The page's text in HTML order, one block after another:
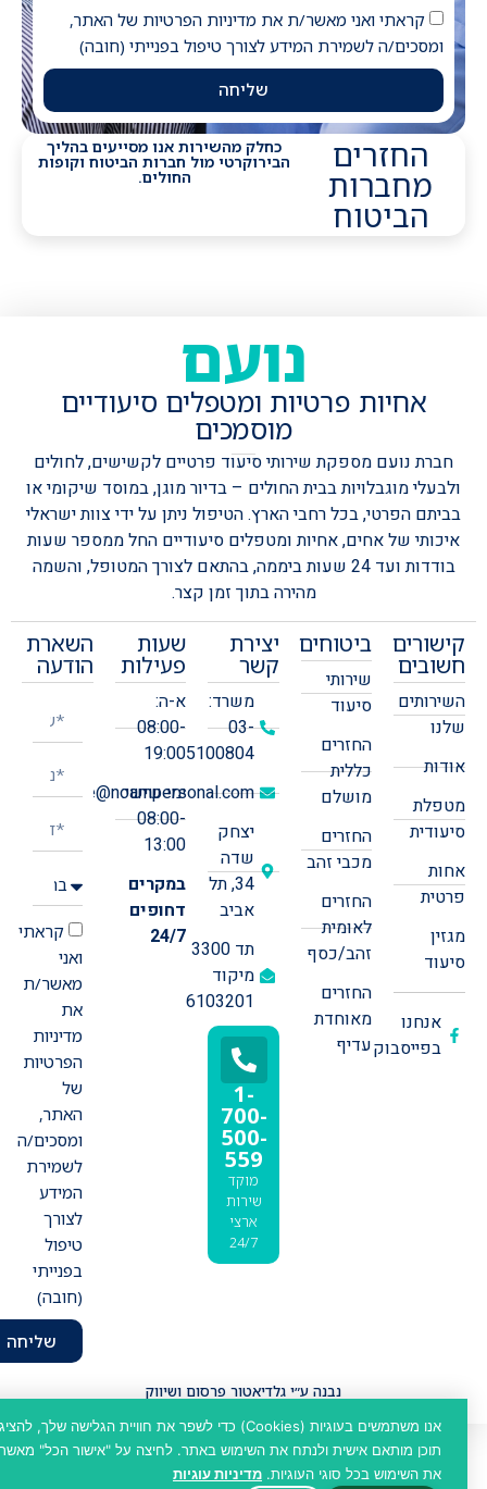
קראתי ואני מאשר/ת את מדיניות הפרטיות של האתר,
ומסכים/ה לשמירת המידע לצורך טיפול בפנייתי (חובה)
שליחה
החזרים
מחברות
הביטוח
כחלק מהשירות אנו מסייעים בהליך
הבירוקרטי מול חברות הביטוח וקופות
החולים.
נועם
אחיות פרטיות ומטפלים סיעודיים
מוסמכים
חברת נועם מספקת שירותי סיעוד פרטיים לקשישים, לחולים
ולבעלי מוגבלויות בבית החולים – בדיור מוגן, במוסד שיקומי או
בביתם הפרטי, בכל רחבי הארץ.הטיפול ניתן על ידי צוות ישראלי
איכותי של אחים, אחיות ומטפלים סיעודיים החל ממספר שעות
בודדות ועד 24 שעות ביממה, בהתאם לצורך המטופל, והשמה
מהירה בתוך זמן קצר.
קישורים
חשובים
השירותים
שלנו
אודות
מטפלת
סיעודית
אחות
פרטית
מגזין
סיעוד
אנחנו
בפייסבוק
ביטוחים
שירותי
סיעוד
החזרים
כללית
מושלם
החזרים
מכבי זהב
החזרים
לאומית
זהב/כסף
החזרים
מאוחדת
עדיף
יצירת
קשר
משרד:
03-
5100804
office@noampersonal.com
יצחק
שדה
34, תל
אביב
תד 3300
מיקוד
6103201
1-
700-
500-
559
מוקד
שירות
ארצי
24/7
שעות
פעילות
א-ה:
08:00-
19:00
ימי שישי:
08:00-
13:00
במקרים
דחופים
24/7
השארת
הודעה
קראתי
ואני
מאשר/ת
את
מדיניות
הפרטיות
של
האתר,
ומסכים/ה
לשמירת
המידע
לצורך
טיפול
בפנייתי
(חובה)
שליחה
נבנה ע״י גלדיאטור פרסום ושיווק
כתיבת תוכן - Malis Copywriting & Content
אנו משתמשים בעוגיות (Cookies) כדי לשפר את חוויית הגלישה שלך, להציג
תוכן מותאם אישית ולנתח את השימוש באתר. לחיצה על "אישור הכל" מאשרת
את השימוש בכל סוגי העוגיות.מדיניות עוגיות